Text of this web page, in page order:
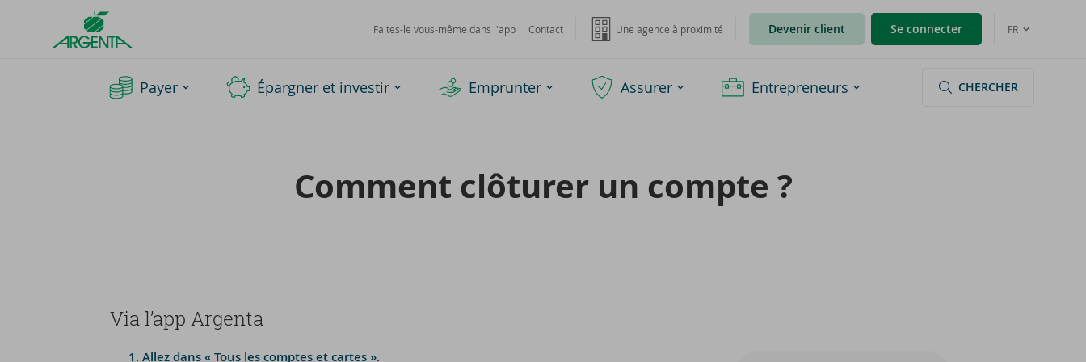
Argenta
Homepage
Faites-le vous-même dans l'app Contact Une agence à proximité Devenir client Se connecter FR
Payer Épargner et investir Emprunter Assurer Entrepreneurs CHERCHER
Com­ment clô­tu­rer un compte ?
Via l’app Argenta
Allez dans « Tous les comptes et cartes ».